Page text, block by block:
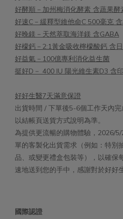
好酵順－加州梅消化酵素 含蔬果酵
好速C－緩釋型維他命C 500毫克
好晚鎂－天然萃取海洋鎂 含GABA
好檬鈣－2:1黃金吸收檸檬酸鈣 含
好益氣－100億專利消化益生菌
挺好D－ 400 IU 陽光維生素D3 含
好好生醫7天滿意保證
出貨時間 / 下單後5-6個工作天內完
以結帳頁送貨方式說明為準。
為提供更流暢的購物體驗，2026/
單的客製化出貨需求（例如：特別
品、或變更禮盒包裝等），以確保
速地送到您的手中，感謝對於好好
國際認證